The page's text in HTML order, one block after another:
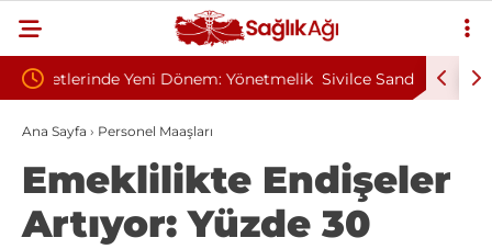
Sivilce Sandı, Cilt Kanseri Çıktı: Ameliyattan 60
Dikişle Uyandı
Ana Sayfa › Personel Maaşları
Emeklilikte Endişeler
Artıyor: Yüzde 30